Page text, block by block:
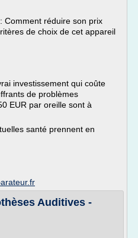
Comment réduire son prix
de choix de cet appareil
investissement qui coûte
de problèmes
EUR par oreille sont à
santé prennent en
Auditives -